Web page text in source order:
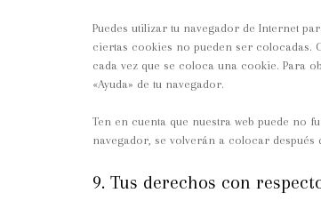
Puedes utilizar tu navegador de Internet
ciertas cookies no pueden ser colocadas.
cada vez que se coloca una cookie. Para
«Ayuda» de tu navegador.
Ten en cuenta que nuestra web puede no
navegador, se volverán a colocar
9. Tus derechos con